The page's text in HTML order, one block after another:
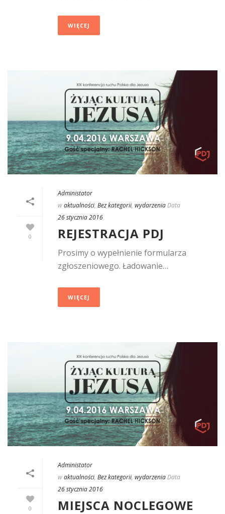
WIĘCEJ
0
Administator
waktualności, Bez kategorii, wydarzeniaData
26 stycznia 2016
REJESTRACJA PDJ
Prosimy o wypełnienie formularza
zgłoszeniowego. Ładowanie…
WIĘCEJ
0
Administator
waktualności, Bez kategorii, wydarzeniaData
26 stycznia 2016
MIEJSCA NOCLEGOWE